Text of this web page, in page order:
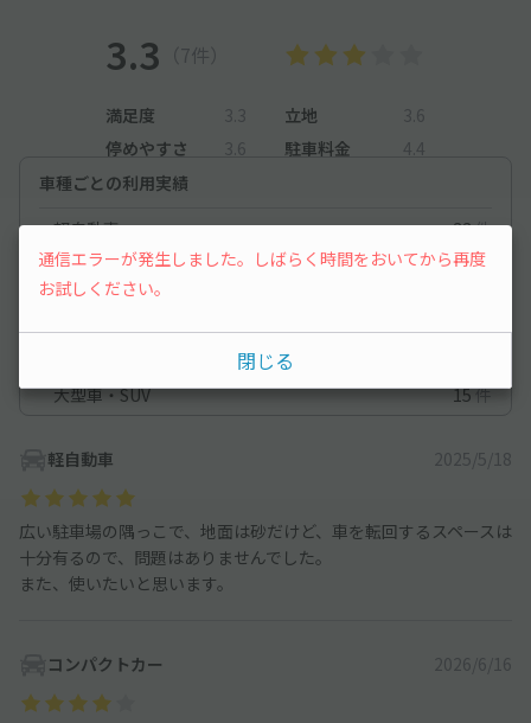
3.3 （7件）
満足度 3.3 立地
3.6
停めやすさ
3.6 駐車料金
4.4
車種ごとの利用実績
軽自動車
33件
コンパクトカー
35件
大型車・SUV
15件
軽自動車 2025/5/18
広い駐車場の隅っこで、地面は砂だけど、車を転回するスペースは
十分有るので、問題はありませんでした。
また、使いたいと思います。
コンパクトカー 2026/6/16
通信エラーが発生しました。しばらく時間をおいてから再度
お試しください。
閉じる